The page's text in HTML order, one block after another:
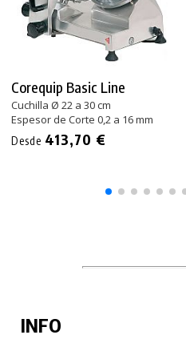
Corequip Basic Line
Cuchilla Ø 22 a 30 cm
Espesor de Corte 0,2 a 16 mm
Desde 413,70 €
INFO